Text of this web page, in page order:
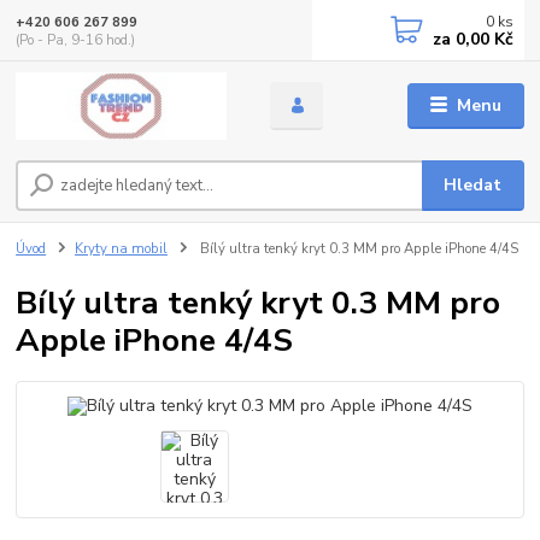
Menu
Hledat
+420 606 267 899
(Po - Pa, 9-16 hod.)
0 ks
za 0,00 Kč
Úvod Kryty na mobil Bílý ultra tenký kryt 0.3 MM pro Apple iPhone 4/4S
Bílý ultra tenký kryt 0.3 MM pro
Apple iPhone 4/4S